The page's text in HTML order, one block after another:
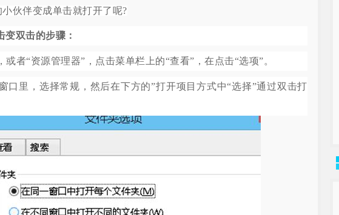
伙伴变成单击就打开了呢?
双击的步骤：
者“资源管理器”，点击菜单栏上的“查看”，在点击“选项”。
里，选择常规，然后在下方的”打开项目方式中“选择”通过双击打